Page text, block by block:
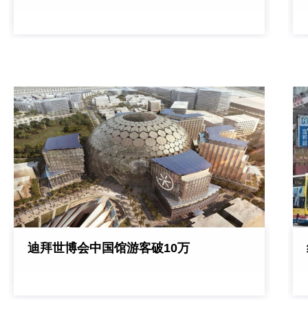
迪拜世博会中国馆游客破10万